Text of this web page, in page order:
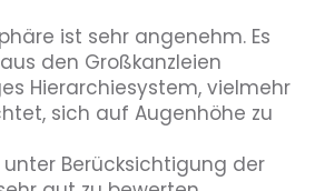
ist sehr angenehm. Es
den Großkanzleien
Hierarchiesystem, vielmehr
sich auf Augenhöhe zu
Berücksichtigung der